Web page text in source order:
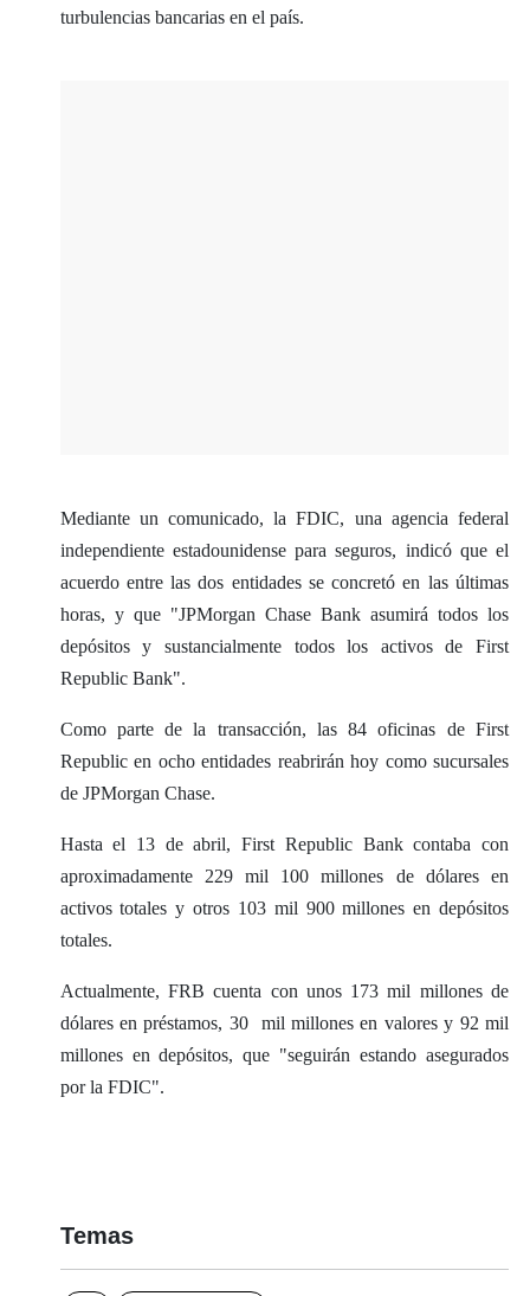
turbulencias bancarias en el país.
Mediante un comunicado, la FDIC, una agencia federal
independiente estadounidense para seguros, indicó que el
acuerdo entre las dos entidades se concretó en las últimas
horas, y que "JPMorgan Chase Bank asumirá todos los
depósitos y sustancialmente todos los activos de First
Republic Bank".
​Como parte de la transacción, las 84 oficinas de First
Republic en ocho entidades reabrirán hoy como sucursales
de JPMorgan Chase.
Hasta el 13 de abril, First Republic Bank contaba con
aproximadamente 229 mil 100 millones de dólares en
activos totales y otros 103 mil 900 millones en depósitos
totales.
Actualmente, FRB cuenta con unos 173 mil millones de
dólares en préstamos, 30 mil millones en valores y 92 mil
millones en depósitos, que "seguirán estando asegurados
por la FDIC".
Temas